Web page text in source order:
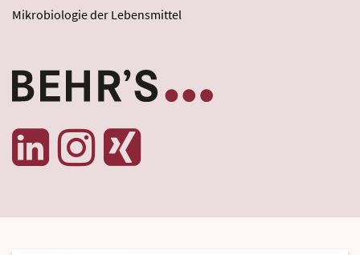
Mikrobiologie der Lebensmittel